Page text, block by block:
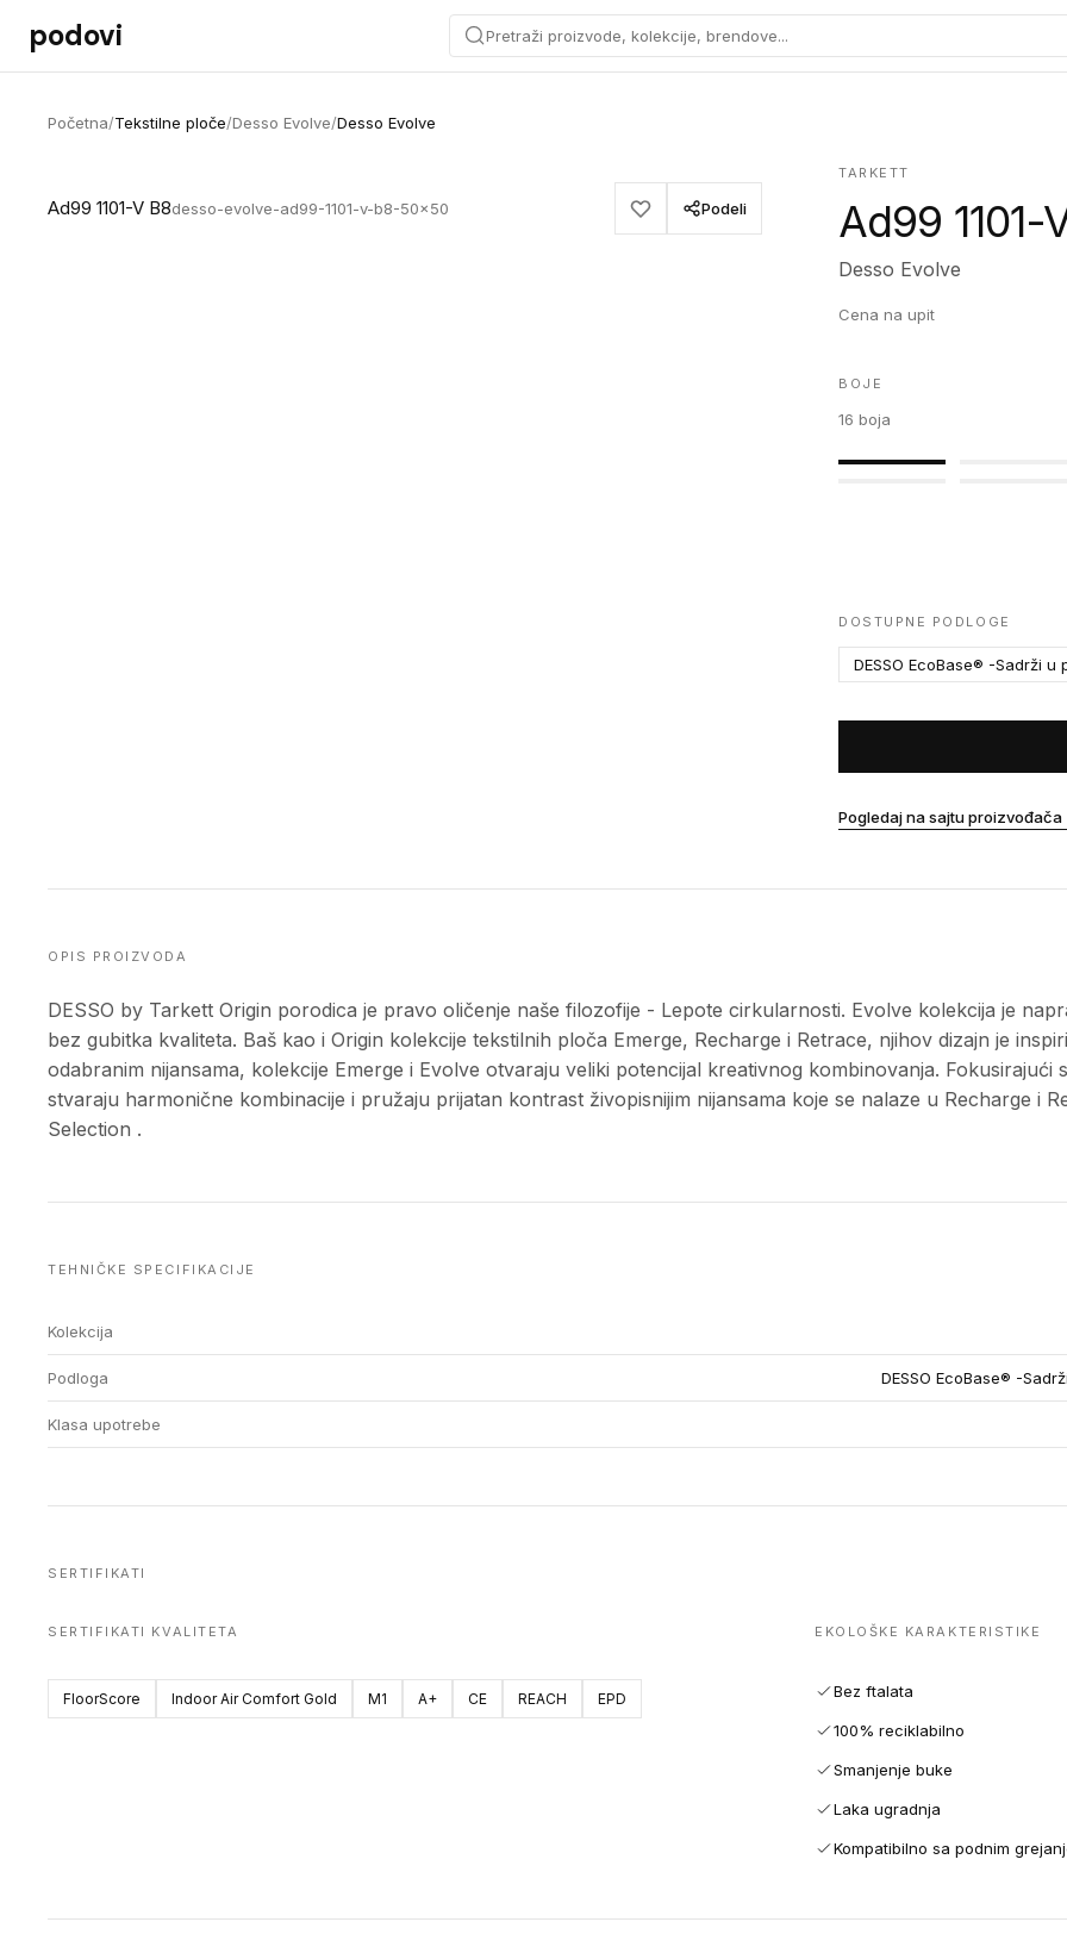
Preskoči na sadržaj
podovi Pretraži proizvode, kolekcije, brendove...
Početna/Tekstilne ploče/Desso Evolve/Desso Evolve
Ad99 1101-V B8desso-evolve-ad99-1101-v-b8-50x50 Podeli
TARKETT
Ad99 1101-
Desso Evolve
Cena na upit
BOJE
16 boja
DOSTUPNE PODLOGE
DESSO EcoBase® -Sadrži
Pogledaj na sajtu proizvođača
OPIS PROIZVODA
DESSO by Tarkett Origin porodica je pravo oličenje naše filozofije - Lepote cirkularnosti. Evolve kolekcija je
bez gubitka kvaliteta. Baš kao i Origin kolekcije tekstilnih ploča Emerge, Recharge i Retrace, njihov dizajn je
odabranim nijansama, kolekcije Emerge i Evolve otvaraju veliki potencijal kreativnog kombinovanja.
stvaraju harmonične kombinacije i pružaju prijatan kontrast živopisnijim nijansama koje se nalaze u Recharge i
Selection .
TEHNIČKE SPECIFIKACIJE
Kolekcija
Podloga DESSO EcoBase® -
Klasa upotrebe
SERTIFIKATI
SERTIFIKATI KVALITETA
FloorScore Indoor Air Comfort Gold M1 A+ CE REACH EPD
EKOLOŠKE KARAKTERISTIKE
Bez ftalata
100% reciklabilno
Smanjenje buke
Laka ugradnja
Kompatibilno sa podnim